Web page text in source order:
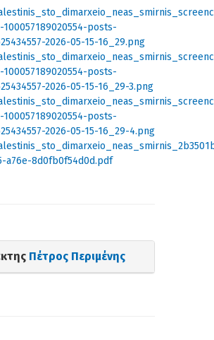
posts-
2026-05-15-16_29.png
posts-
2026-05-15-16_29-3.png
posts-
2026-05-15-16_29-4.png
a76e-8d0fb0f54d0d.pdf
Πέτρος Περιμένης